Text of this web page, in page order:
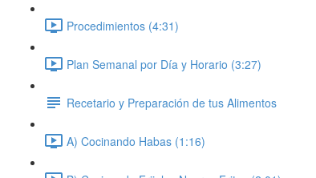
Procedimientos (4:31)
Plan Semanal por Día y Horario (3:27)
Recetario y Preparación de tus Alimentos
A) Cocinando Habas (1:16)